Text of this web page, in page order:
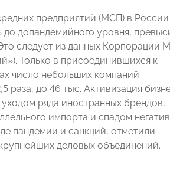
предприятий (МСП) в России
до допандемийного уровня,
следует из данных Корпорации
Только в присоединившихся к
число небольших компаний
раза, до 46 тыс. Активизация
уходом ряда иностранных брендов,
импорта и спадом
пандемии и санкций, отметили
деловых объединений.